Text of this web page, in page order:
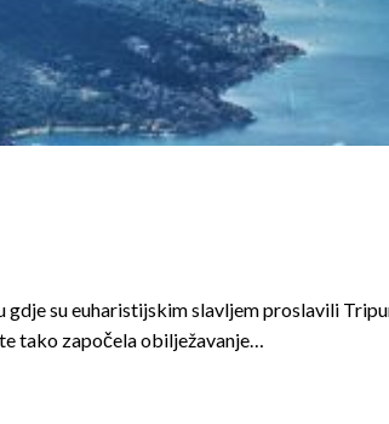
su euharistijskim slavljem proslavili
tako započela obilježavanje…